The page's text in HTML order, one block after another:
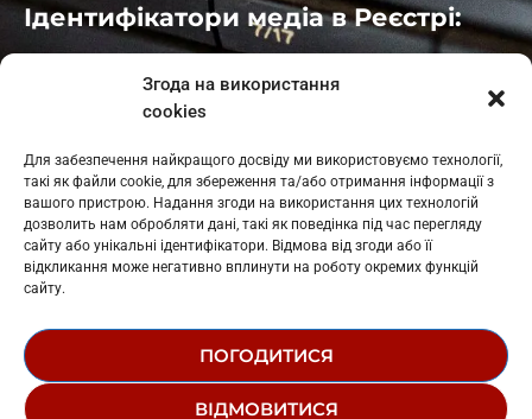
Згода на використання
cookies
Для забезпечення найкращого досвіду ми використовуємо технології,
такі як файли cookie, для збереження та/або отримання інформації з
вашого пристрою. Надання згоди на використання цих технологій
дозволить нам обробляти дані, такі як поведінка під час перегляду
сайту або унікальні ідентифікатори. Відмова від згоди або її
відкликання може негативно вплинути на роботу окремих функцій
сайту.
ПОГОДИТИСЯ
ВІДМОВИТИСЯ
Ідентифікатори медіа в Реєстрі:
: L11-01410
: L11-01801
Косів: L11-01805
Гарасимів: L11-02274
© 1995-2026 РК «ЗАХІДНИЙ ПОЛЮС»